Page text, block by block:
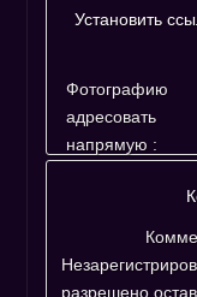
Установить
Фотографию
адресовать
напрямую :
разрешено